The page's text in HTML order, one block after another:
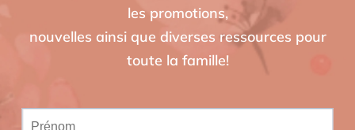
les promotions,
nouvelles ainsi que diverses ressources pour
toute la famille!